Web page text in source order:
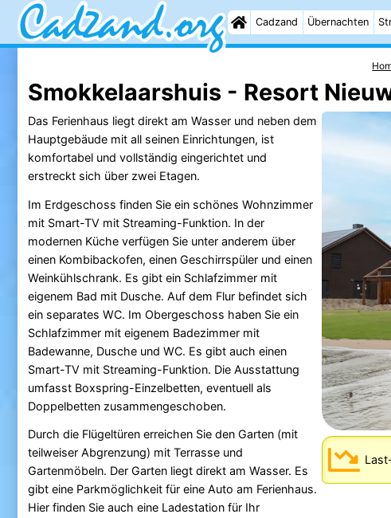
Cadzand Übernachten
Smokkelaarshuis - Resort
Das Ferienhaus liegt direkt am Wasser und neben dem
Hauptgebäude mit all seinen Einrichtungen, ist
komfortabel und vollständig eingerichtet und
erstreckt sich über zwei Etagen.
Im Erdgeschoss finden Sie ein schönes Wohnzimmer
mit Smart-TV mit Streaming-Funktion. In der
modernen Küche verfügen Sie unter anderem über
einen Kombibackofen, einen Geschirrspüler und einen
Weinkühlschrank. Es gibt ein Schlafzimmer mit
eigenem Bad mit Dusche. Auf dem Flur befindet sich
ein separates WC. Im Obergeschoss haben Sie ein
Schlafzimmer mit eigenem Badezimmer mit
Badewanne, Dusche und WC. Es gibt auch einen
Smart-TV mit Streaming-Funktion. Die Ausstattung
umfasst Boxspring-Einzelbetten, eventuell als
Doppelbetten zusammengeschoben.
Durch die Flügeltüren erreichen Sie den Garten (mit
teilweiser Abgrenzung) mit Terrasse und
Gartenmöbeln. Der Garten liegt direkt am Wasser. Es
gibt eine Parkmöglichkeit für eine Auto am Ferienhaus.
Hier finden Sie auch eine Ladestation für Ihr